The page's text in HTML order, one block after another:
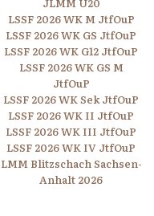
LSSF 2026 WK M JtfOuP
LSSF 2026 WK GS JtfOuP
LSSF 2026 WK G12 JtfOuP
LSSF 2026 WK GS M
JtfOuP
LSSF 2026 WK Sek JtfOuP
LSSF 2026 WK II JtfOuP
LSSF 2026 WK III JtfOuP
LSSF 2026 WK IV JtfOuP
LMM Blitzschach Sachsen-
Anhalt 2026